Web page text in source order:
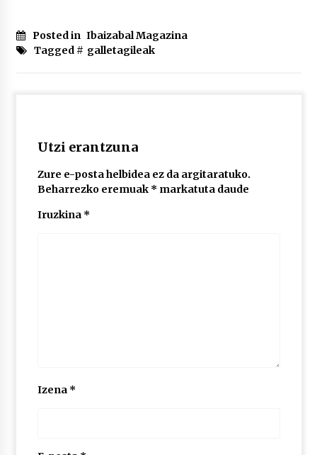
MUSIBLA #297: Bide, Boards Of Canada, Somak,
Tiga, Twisted Teens, Underscores, Habia
Posted in Ibaizabal Magazina
Tagged # galletagileak
Utzi erantzuna
Zure e-posta helbidea ez da argitaratuko.
Beharrezko eremuak * markatuta daude
Iruzkina *
Izena *